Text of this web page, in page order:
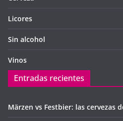
Licores
Sin alcohol
Vinos
Entradas recientes
Märzen vs Festbier: las cervezas